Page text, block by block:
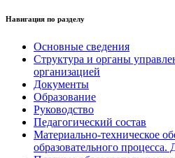
Навигация по разделу
Основные сведения
Структура и органы
организацией
Документы
Образование
Руководство
Педагогический состав
Материально-техническое
образовательного процесса.